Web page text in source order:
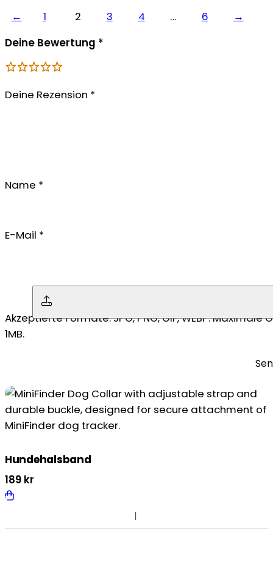
← 1 2 3 4 … 6
→
Deine Bewertung *
Deine Rezension *
Name *
E-Mail *
Keine Datei ausgewählt
Akzeptierte Formate: JPG, PNG, GIF, WEBP. Maximale
1MB.
Hundehalsband
189 kr